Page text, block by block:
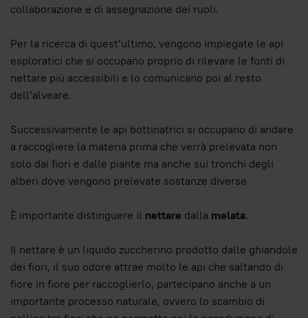
collaborazione e di assegnazione dei ruoli.
Per la ricerca di quest’ultimo, vengono impiegate le api
esploratici che si occupano proprio di rilevare le fonti di
nettare più accessibili e lo comunicano poi al resto
dell’alveare.
Successivamente le api bottinatrici si occupano di andare
a raccogliere la materia prima che verrà prelevata non
solo dai fiori e dalle piante ma anche sui tronchi degli
alberi dove vengono prelevate sostanze diverse.
È importante distinguere il nettare dalla melata.
Il nettare è un liquido zuccherino prodotto dalle ghiandole
dei fiori, il suo odore attrae molto le api che saltando di
fiore in fiore per raccoglierlo, partecipano anche a un
importante processo naturale, ovvero lo scambio di